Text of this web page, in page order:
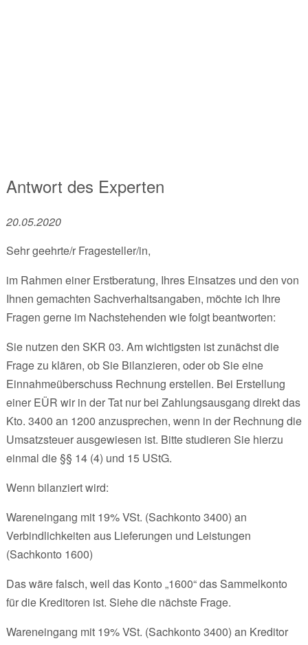
Antwort des Experten
20.05.2020
Sehr geehrte/r Fragesteller/in,
im Rahmen einer Erstberatung, Ihres Einsatzes und den von
Ihnen gemachten Sachverhaltsangaben, möchte ich Ihre
Fragen gerne im Nachstehenden wie folgt beantworten:
Sie nutzen den SKR 03. Am wichtigsten ist zunächst die
Frage zu klären, ob Sie Bilanzieren, oder ob Sie eine
Einnahmeüberschuss Rechnung erstellen. Bei Erstellung
einer EÜR wir in der Tat nur bei Zahlungsausgang direkt das
Kto. 3400 an 1200 anzusprechen, wenn in der Rechnung die
Umsatzsteuer ausgewiesen ist. Bitte studieren Sie hierzu
einmal die §§ 14 (4) und 15 UStG.
Wenn bilanziert wird:
Wareneingang mit 19% VSt. (Sachkonto 3400) an
Verbindlichkeiten aus Lieferungen und Leistungen
(Sachkonto 1600)
Das wäre falsch, weil das Konto „1600“ das Sammelkonto
für die Kreditoren ist. Siehe die nächste Frage.
Wareneingang mit 19% VSt. (Sachkonto 3400) an Kreditor